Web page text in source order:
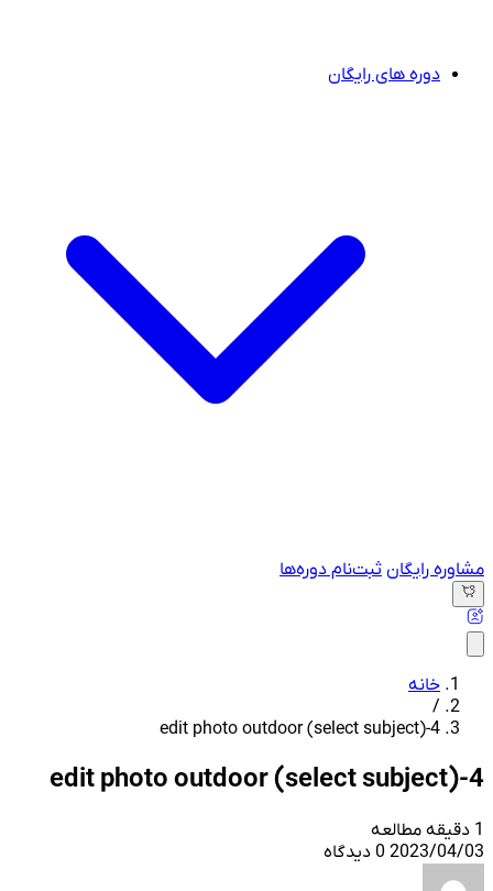
دوره های رایگان
مشاوره رایگان ثبت‌نام دوره‌ها
خانه
/
edit photo outdoor (select subject)-4
edit photo outdoor (select subject)-4
2023/04/03 0 دیدگاه